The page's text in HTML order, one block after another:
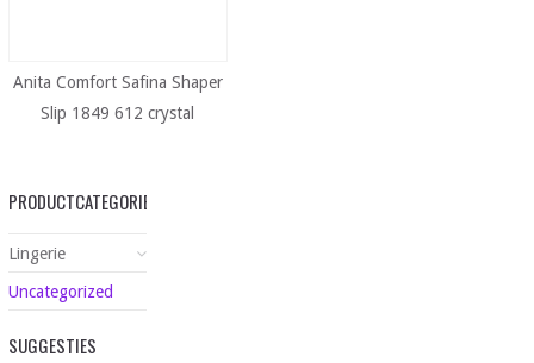
Anita Comfort Safina Shaper
Slip 1849 612 crystal
PRODUCTCATEGORIEËN
Lingerie
Uncategorized
SUGGESTIES